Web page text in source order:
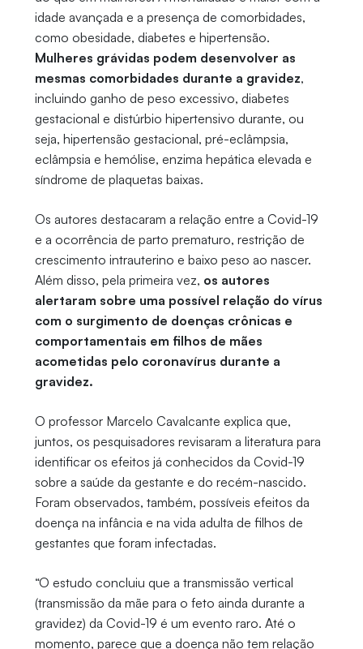
idade avançada e a presença de comorbidades,
como obesidade, diabetes e hipertensão.
Mulheres grávidas podem desenvolver as
mesmas comorbidades durante a gravidez,
incluindo ganho de peso excessivo, diabetes
gestacional e distúrbio hipertensivo durante, ou
seja, hipertensão gestacional, pré-eclâmpsia,
eclâmpsia e hemólise, enzima hepática elevada e
síndrome de plaquetas baixas.
Os autores destacaram a relação entre a Covid-19
e a ocorrência de parto prematuro, restrição de
crescimento intrauterino e baixo peso ao nascer.
Além disso, pela primeira vez, os autores
alertaram sobre uma possível relação do vírus
com o surgimento de doenças crônicas e
comportamentais em filhos de mães
acometidas pelo coronavírus durante a
gravidez.
O professor Marcelo Cavalcante explica que,
juntos, os pesquisadores revisaram a literatura para
identificar os efeitos já conhecidos da Covid-19
sobre a saúde da gestante e do recém-nascido.
Foram observados, também, possíveis efeitos da
doença na infância e na vida adulta de filhos de
gestantes que foram infectadas.
“O estudo concluiu que a transmissão vertical
(transmissão da mãe para o feto ainda durante a
gravidez) da Covid-19 é um evento raro. Até o
momento, parece que a doença não tem relação